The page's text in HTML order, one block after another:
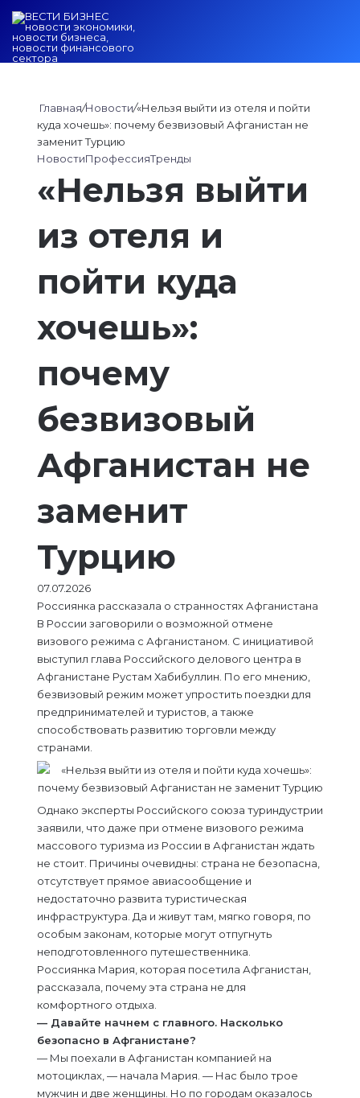
Главная/Новости/«Нельзя выйти из отеля и пойти
куда хочешь»: почему безвизовый Афганистан не
заменит Турцию
НовостиПрофессияТренды
«Нельзя выйти
из отеля и
пойти куда
хочешь»:
почему
безвизовый
Афганистан не
заменит
Турцию
07.07.2026
Россиянка рассказала о странностях Афганистана
В России заговорили о возможной отмене
визового режима с Афганистаном. С инициативой
выступил глава Российского делового центра в
Афганистане Рустам Хабибуллин. По его мнению,
безвизовый режим может упростить поездки для
предпринимателей и туристов, а также
способствовать развитию торговли между
странами.
Однако эксперты Российского союза туриндустрии
заявили, что даже при отмене визового режима
массового туризма из России в Афганистан ждать
не стоит. Причины очевидны: страна не безопасна,
отсутствует прямое авиасообщение и
недостаточно развита туристическая
инфраструктура. Да и живут там, мягко говоря, по
особым законам, которые могут отпугнуть
неподготовленного путешественника.
Россиянка Мария, которая посетила Афганистан,
рассказала, почему эта страна не для
комфортного отдыха.
— Давайте начнем с главного. Насколько
безопасно в Афганистане?
— Мы поехали в Афганистан компанией на
мотоциклах, — начала Мария. — Нас было трое
мужчин и две женщины. Но по городам оказалось